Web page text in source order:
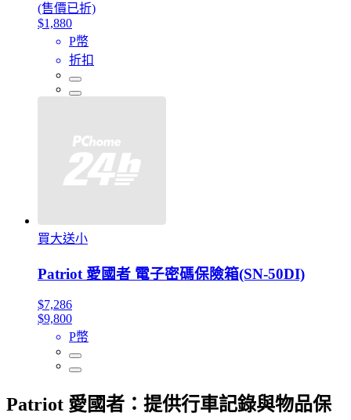
(售價已折)
$1,880
P幣
折扣
買大送小
Patriot 愛國者 電子密碼保險箱(SN-50DI)
$7,286
$9,800
P幣
Patriot 愛國者：提供行車記錄與物品保